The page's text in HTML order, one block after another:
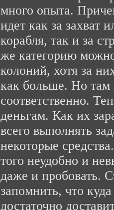
много опыта.
идет как за захват
корабля, так и за
же категорию
колоний, хотя за
как больше. Но там
соответственно.
деньгам. Как их
всего выполнять
некоторые
того неудобно и
даже и пробовать.
запомнить, что
достаточно